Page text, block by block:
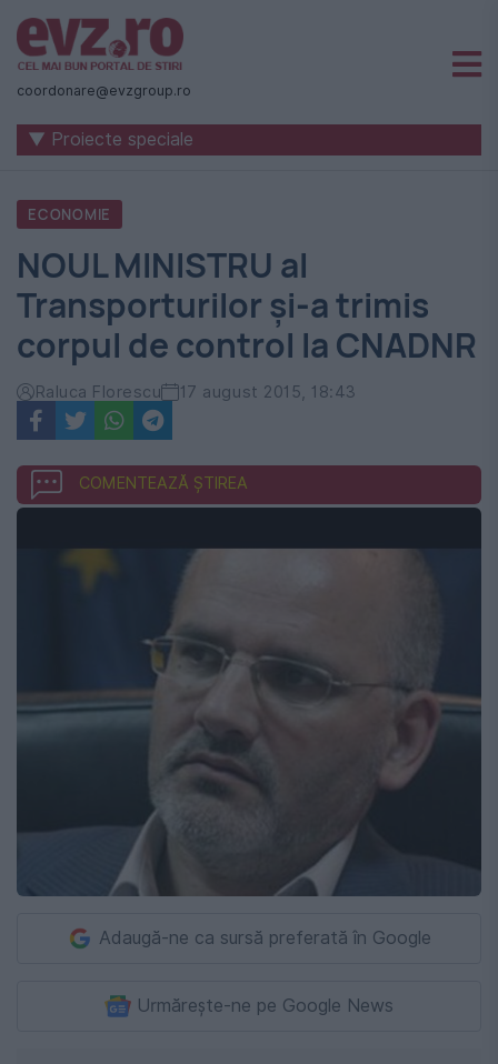
Știri
naționale
internaționale
România
-
Evenimentul
Zilei
coordonare@evzgroup.ro
▼ Proiecte speciale
ECONOMIE
NOUL MINISTRU al
Transporturilor și-a trimis
corpul de control la CNADNR
Raluca Florescu 17 august 2015, 18:43
COMENTEAZĂ ȘTIREA
Adaugă-ne ca sursă preferată în Google
Urmărește-ne pe Google News